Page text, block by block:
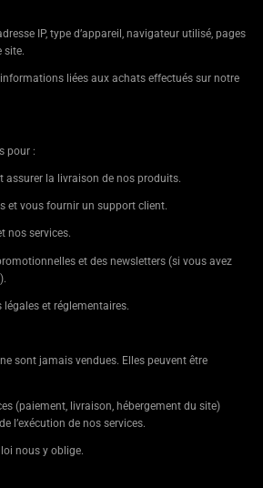
IP, type d’appareil, navigateur utilisé, pages
site.
liées aux achats effectués sur notre
pour :
assurer la livraison de nos produits.
et vous fournir un support client.
nos services.
et des newsletters (si vous avez
légales et réglementaires.
sont jamais vendues. Elles peuvent être
(paiement, livraison, hébergement du site)
l’exécution de nos services.
nous y oblige.